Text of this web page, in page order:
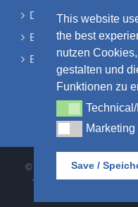
Bidirektionale
Barometrische
© AMSYS GmbH & Co. KG
+49 6131 469875-0 |AGB
This website
the best
nutzen
gestalten und
Funktionen zu
Technical/
MarketingMarketing
Save /